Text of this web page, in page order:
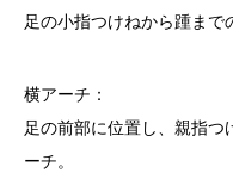
足の小指つけねから踵まで
横アーチ：
足の前部に位置し、親指つ
ーチ。